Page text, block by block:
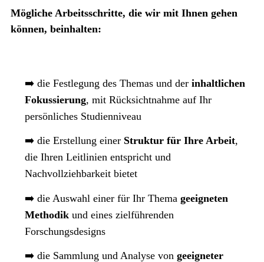
Mögliche Arbeitsschritte, die wir mit Ihnen gehen
können, beinhalten:
➡️ die Festlegung des Themas und derinhaltlichen
Fokussierung, mit Rücksichtnahme auf Ihr
persönliches Studienniveau
➡️ die Erstellung einer Struktur für Ihre Arbeit,
die Ihren Leitlinien entspricht und
Nachvollziehbarkeit bietet
➡️ die Auswahl einer für Ihr Themageeigneten
Methodik und eines zielführenden
Forschungsdesigns
➡️ die Sammlung und Analyse vongeeigneter